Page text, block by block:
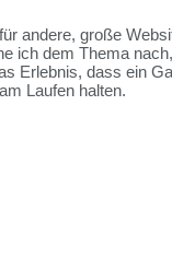
andere, große
ich dem Thema
Erlebnis, dass ein
Laufen halten.